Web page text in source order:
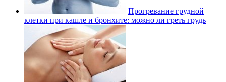
Прогревание грудной
клетки при кашле и бронхите: можно ли греть грудь